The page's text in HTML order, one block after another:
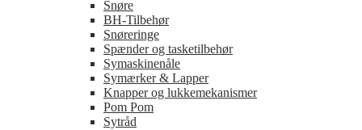
Snøre
BH-Tilbehør
Snøreringe
Spænder og tasketilbehør
Symaskinenåle
Symærker & Lapper
Knapper og lukkemekanismer
Pom Pom
Sytråd